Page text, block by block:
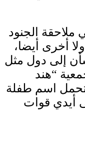
الجنود
أخرى أيضا،
إلى دول مثل
“هند
اسم طفلة
أيدي قوات